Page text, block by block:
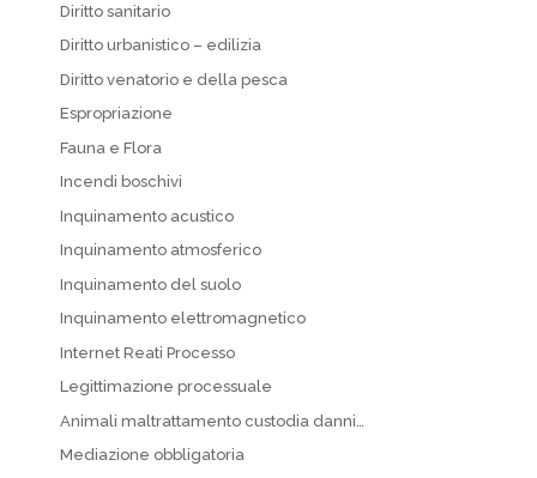
Diritto sanitario
Diritto urbanistico – edilizia
Diritto venatorio e della pesca
Espropriazione
Fauna e Flora
Incendi boschivi
Inquinamento acustico
Inquinamento atmosferico
Inquinamento del suolo
Inquinamento elettromagnetico
Internet Reati Processo
Legittimazione processuale
Animali maltrattamento custodia danni…
Mediazione obbligatoria